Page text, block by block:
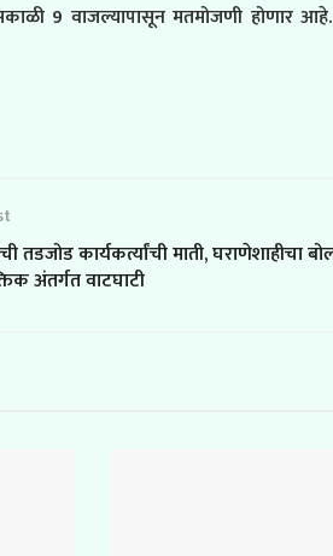
9 वाजल्यापासून मतमोजणी होणार
तडजोड कार्यकर्त्यांची माती, घराणेशाहीचा
अंतर्गत वाटघाटी